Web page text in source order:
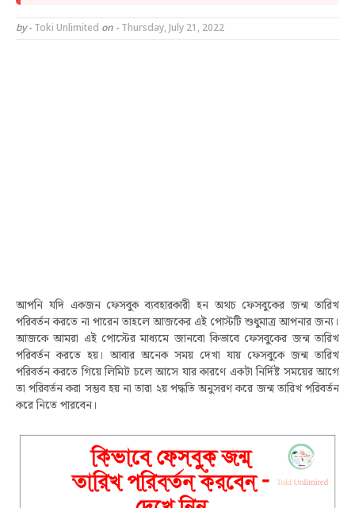
by - Toki Unlimited on -Thursday, July 21, 2022
আপনি যদি একজন ফেসবুক ব্যবহারকারী হন অথচ ফেসবুকের জন্ম তারিখ
পরিবর্তন করতে না পারেন তাহলে আজকের এই পোস্টটি শুধুমাত্র আপনার জন্য।
আজকে আমরা এই পোস্টের মাধ্যমে জানবো কিভাবে ফেসবুকের জন্ম তারিখ
পরিবর্তন করতে হয়। আবার অনেক সময় দেখা যায় ফেসবুকে জন্ম তারিখ
পরিবর্তন করতে গিয়ে লিমিট চলে আসে যার কারণে একটা নির্দিষ্ট সময়ের আগে
তা পরিবর্তন করা সম্ভব হয় না তারা ২য় পদ্ধতি অনুসরণ করে জন্ম তারিখ পরিবর্তন
করে নিতে পারবেন।